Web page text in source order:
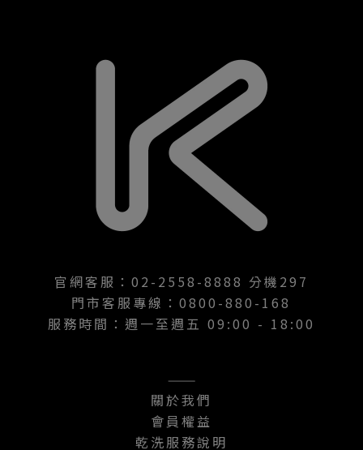
官網客服：02-2558-8888 分機297
門市客服專線：0800-880-168
服務時間：週一至週五 09:00 - 18:00
———
關於我們
會員權益
乾洗服務說明